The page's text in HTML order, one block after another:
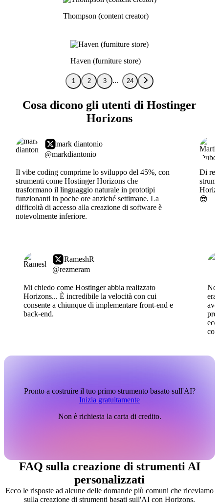
Thompson (content creator)
Haven (furniture store)
1 2 3 24
Cosa dicono gli utenti di Hostinger
Horizons
mark diantonio
@markdiantonio
Il vibe coding comprime lo sviluppo del 45%, con
strumenti come Hostinger Horizons che
trasformano il linguaggio naturale in prototipi
funzionanti in poche ore anziché settimane. La
difficoltà di accesso alla creazione di software è
notevolmente inferiore.
Di
😎
RameshR
@rezmeram
Mi chiedo come Hostinger abbia realizzato
Horizons... È incredibile la velocità con cui
consente a chiunque di implementare front-end e
back-end.
Pronto a costruire il tuo primo strumento basato sull'AI?
Inizia gratuitamente
Non è richiesta la carta di credito.
FAQ sulla creazione di strumenti AI
personalizzati
Ecco le risposte ad alcune delle domande più comuni che riceviamo
sulla creazione di strumenti basati sull'AI con Horizons.